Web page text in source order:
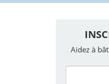
Aidez à